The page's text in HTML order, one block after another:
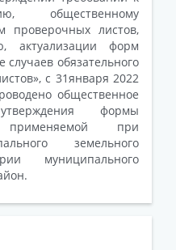
общественному
проверочных листов,
актуализации форм
обязательного
с 31января 2022
общественное
формы
применяемой при
земельного
муниципального